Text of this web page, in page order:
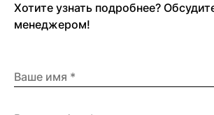
Хотите узнать подробнее?
менеджером!